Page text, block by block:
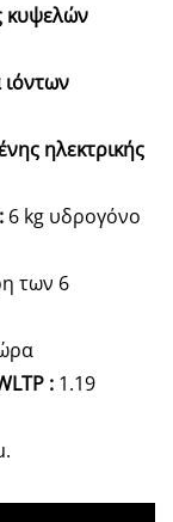
κυψελών
ιόντων
ηλεκτρικής
6 kg υδρογόνο
των 6
: 1.19